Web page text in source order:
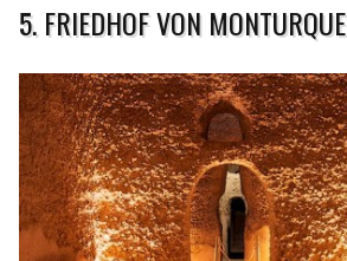
5. FRIEDHOF VON MONTURQUE